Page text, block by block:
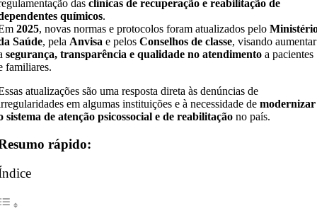
dasclínicas de recuperação e reabilitação de
químicos.
2025, novas normas e protocolos foram atualizados pelo
Saúde, pela Anvisa e pelosConselhos de classe, visando aumentar
segurança, transparência e qualidade no atendimento a pacientes
familiares.
atualizações são uma resposta direta às denúncias de
em algumas instituições e à necessidade demodernizar
sistema de atenção psicossocial e de reabilitação no país.
rápido: